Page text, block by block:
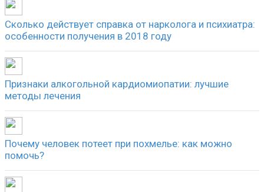
Сколько действует справка от нарколога и психиатра:
особенности получения в 2018 году
Признаки алкогольной кардиомиопатии: лучшие
методы лечения
Почему человек потеет при похмелье: как можно
помочь?